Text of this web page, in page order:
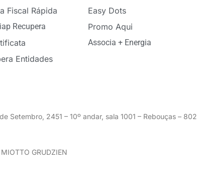
Fiscal Rápida
Recupera
Entidades
Easy Dots
Promo Aqui
Associa + Energia
Setembro, 2451 – 10º andar, sala 1001 – Rebouças –
GRUDZIEN